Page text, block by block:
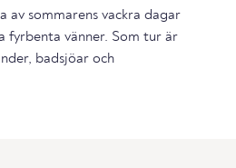
av sommarens vackra dagar
fyrbenta vänner. Som tur är
badsjöar och